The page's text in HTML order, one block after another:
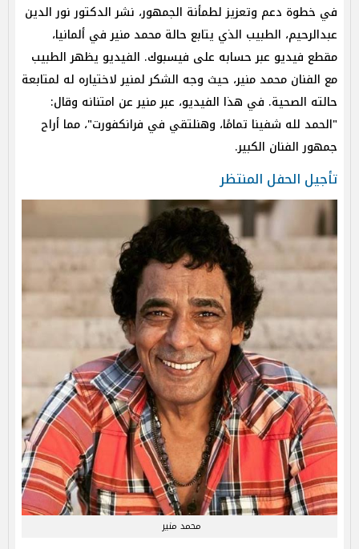
في خطوة دعم وتعزيز لطمأنة الجمهور، نشر الدكتور نور الدين
عبدالرحيم، الطبيب الذي يتابع حالة محمد منير في ألمانيا،
مقطع فيديو عبر حسابه على فيسبوك. الفيديو يظهر الطبيب
مع الفنان محمد منير، حيث وجه الشكر لمنير لاختياره له لمتابعة
حالته الصحية. في هذا الفيديو، عبر منير عن امتنانه وقال:
"الحمد لله شفينا تمامًا، وهنلتقي في فرانكفورت"، مما أراح
جمهور الفنان الكبير.
تأجيل الحفل المنتظر
محمد منير